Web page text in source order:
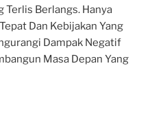
Terlis Berlangs. Hanya
Dan Kebijakan Yang
Dampak Negatif
Masa Depan Yang